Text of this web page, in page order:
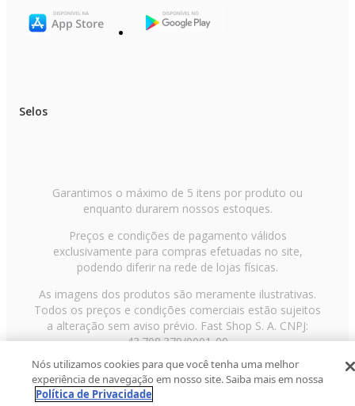
Selos
Garantimos o máximo de 5 itens por produto ou
enquanto durarem nossos estoques.
Preços e condições de pagamento válidos
exclusivamente para compras efetuadas no site,
podendo diferir na rede de lojas físicas.
As imagens dos produtos são meramente ilustrativas.
Todos os preços e condições comerciais estão sujeitos
a alteração sem aviso prévio. Fast Shop S. A. CNPJ:
43.708.379/0001-00
Avenida Zaki Narchi, nº 1650, sobreloja, Carandiru, São
Paulo/SP, CEP 02029-001, Telefone: 11 3003-3728 ©
2013 Fast Shop - Todos os direitos reservados
Nós utilizamos cookies para que você tenha uma melhor
experiência de navegação em nosso site. Saiba mais em nossa
Política de Privacidade